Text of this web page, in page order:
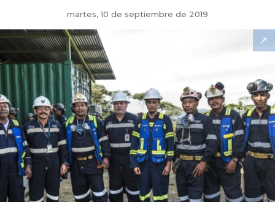
martes, 10 de septiembre de 2019